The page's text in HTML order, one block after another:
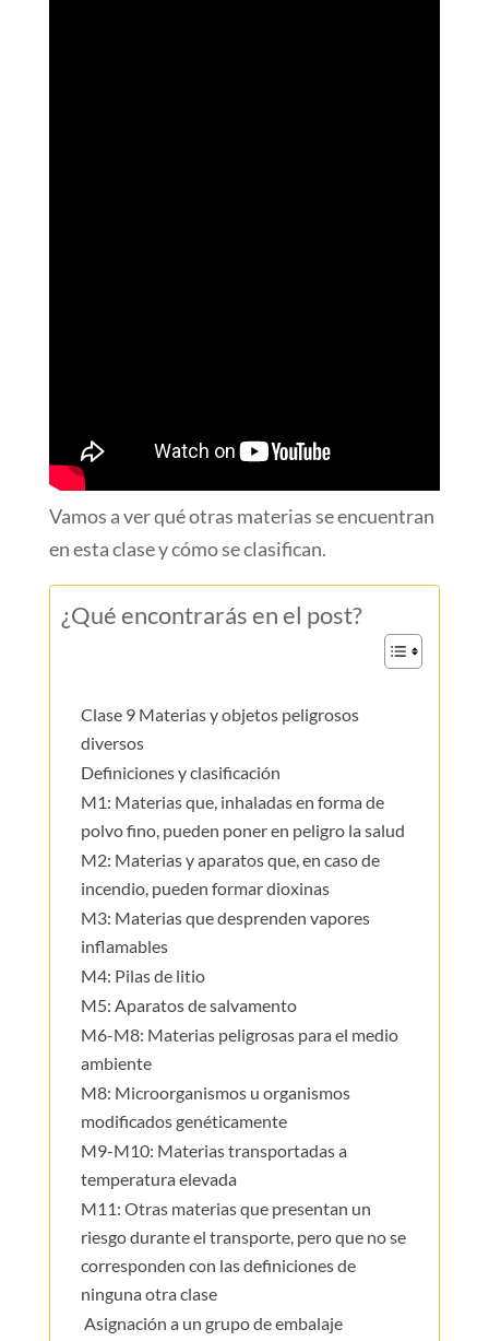
Vamos a ver qué otras materias se encuentran
en esta clase y cómo se clasifican.
¿Qué encontrarás en el post?
Clase 9 Materias y objetos peligrosos
diversos
Definiciones y clasificación
M1: Materias que, inhaladas en forma de
polvo fino, pueden poner en peligro la salud
M2: Materias y aparatos que, en caso de
incendio, pueden formar dioxinas
M3: Materias que desprenden vapores
inflamables
M4: Pilas de litio
M5: Aparatos de salvamento
M6-M8: Materias peligrosas para el medio
ambiente
M8: Microorganismos u organismos
modificados genéticamente
M9-M10: Materias transportadas a
temperatura elevada
M11: Otras materias que presentan un
riesgo durante el transporte, pero que no se
corresponden con las definiciones de
ninguna otra clase
Asignación a un grupo de embalaje